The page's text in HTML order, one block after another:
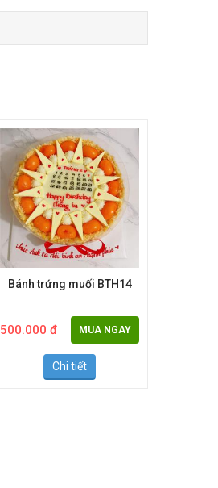
Bánh trứng muối BTH14
500.000 đ MUA NGAY
Chi tiết